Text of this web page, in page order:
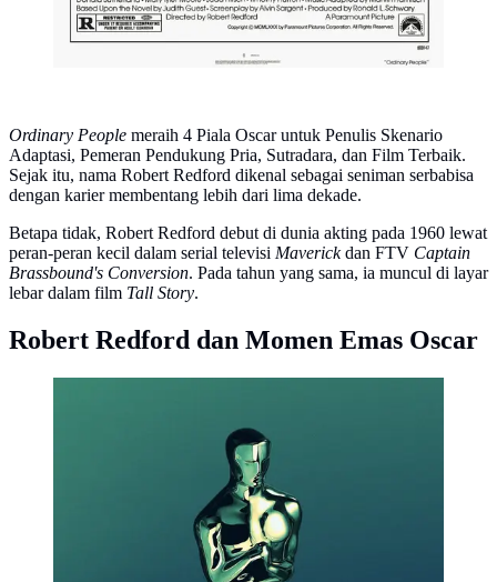
Ordinary People meraih 4 Piala Oscar untuk Penulis Skenario
Adaptasi, Pemeran Pendukung Pria, Sutradara, dan Film Terbaik.
Sejak itu, nama Robert Redford dikenal sebagai seniman serbabisa
dengan karier membentang lebih dari lima dekade.
Betapa tidak, Robert Redford debut di dunia akting pada 1960 lewat
peran-peran kecil dalam serial televisi Maverickdan FTV Captain
Brassbound's Conversion. Pada tahun yang sama, ia muncul di layar
lebar dalam film Tall Story.
Robert Redford dan Momen Emas Oscar